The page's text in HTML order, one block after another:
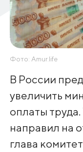
Фото: Amur.life
В России
увеличить
оплаты
направил на
глава